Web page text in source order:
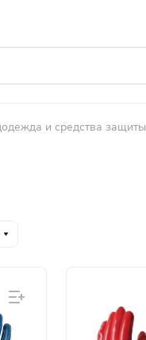
и средства защиты